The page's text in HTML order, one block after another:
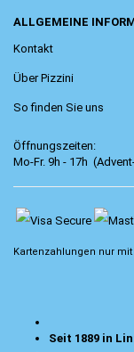
ALLGEMEINE
Kontakt
Über Pizzini
So finden Sie uns
Öffnungszeiten:
Mo-Fr. 9h - 17h
Kartenzahlungen nur mit
Seit 1889 in